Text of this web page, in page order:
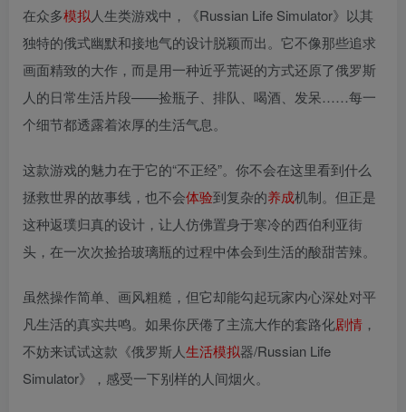
在众多模拟 人生类游戏中，《Russian Life Simulator》以其
独特的俄式幽默和接地气的设计脱颖而出。它不像那些追求
画面精致的大作，而是用一种近乎荒诞的方式还原了俄罗斯
人的日常生活片段——捡瓶子、排队、喝酒、发呆……每一
个细节都透露着浓厚的生活气息。
这款游戏的魅力在于它的“不正经”。你不会在这里看到什么
拯救世界的故事线，也不会体验到复杂的养成机制。但正是
这种返璞归真的设计，让人仿佛置身于寒冷的西伯利亚街
头，在一次次捡拾玻璃瓶的过程中体会到生活的酸甜苦辣。
虽然操作简单、画风粗糙，但它却能勾起玩家内心深处对平
凡生活的真实共鸣。如果你厌倦了主流大作的套路化剧情 ，
不妨来试试这款《俄罗斯人生活模拟器/Russian Life
Simulator》，感受一下别样的人间烟火。